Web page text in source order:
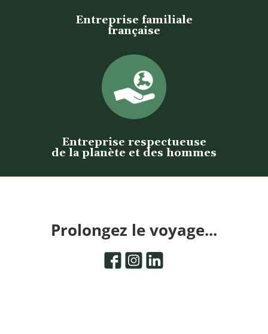
Entreprise familiale
française
Entreprise respectueuse
de la planète et des hommes
Prolongez le voyage...